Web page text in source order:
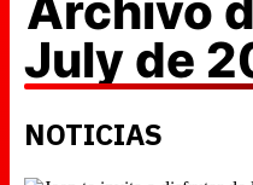
July de
NOTICIAS